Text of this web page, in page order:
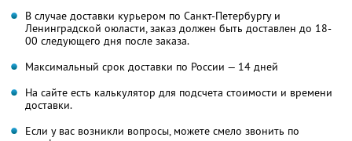
В случае доставки курьером по Санкт-Петербургу и
Ленинградской оюласти, заказ должен быть доставлен до 18-
00 следующего дня после заказа.
Максимальный срок доставки по России — 14 дней
На сайте есть калькулятор для подсчета стоимости и времени
доставки.
Если у вас возникли вопросы, можете смело звонить по